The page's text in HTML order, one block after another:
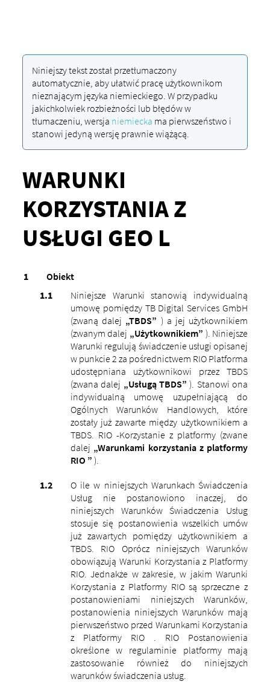
Niniejszy tekst został przetłumaczony
automatycznie, aby ułatwić pracę użytkownikom
nieznającym języka niemieckiego. W przypadku
jakichkolwiek rozbieżności lub błędów w
tłumaczeniu, wersja niemiecka ma pierwszeństwo i
stanowi jedyną wersję prawnie wiążącą.
WARUNKI
KORZYSTANIA Z
USŁUGI GEO L
Obiekt
Niniejsze Warunki stanowią indywidualną
umowę pomiędzy TB Digital Services GmbH
(zwaną dalej „TBDS” ) a jej użytkownikiem
(zwanym dalej „Użytkownikiem” ). Niniejsze
Warunki regulują świadczenie usługi opisanej
w punkcie 2 za pośrednictwem RIO Platforma
udostępniana użytkownikowi przez TBDS
(zwana dalej „Usługą TBDS” ). Stanowi ona
indywidualną umowę uzupełniającą do
Ogólnych Warunków Handlowych, które
zostały już zawarte między użytkownikiem a
TBDS. RIO -Korzystanie z platformy (zwane
dalej „Warunkami korzystania z platformy
RIO ” ).
O ile w niniejszych Warunkach Świadczenia
Usług nie postanowiono inaczej, do
niniejszych Warunków Świadczenia Usług
stosuje się postanowienia wszelkich umów
już zawartych pomiędzy użytkownikiem a
TBDS. RIO Oprócz niniejszych Warunków
obowiązują Warunki Korzystania z Platformy
RIO.Jednakże w zakresie, w jakim Warunki
Korzystania z Platformy RIO są sprzeczne z
postanowieniami niniejszych Warunków,
postanowienia niniejszych Warunków mają
pierwszeństwo przed Warunkami Korzystania
z Platformy RIO .
RIO Postanowienia
określone w regulaminie platformy mają
zastosowanie również do niniejszych
warunków świadczenia usług.